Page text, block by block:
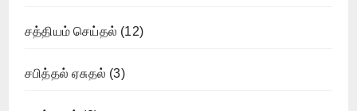
சத்தியம் செய்தல் (12)
சபித்தல் ஏசுதல் (3)